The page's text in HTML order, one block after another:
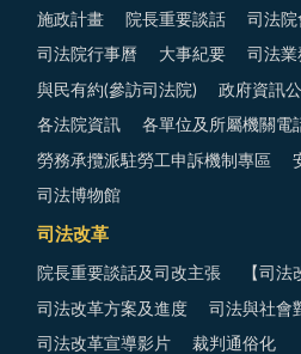
施政計畫 院長重要談話 司法院
司法院行事曆 大事紀要 司法業
與民有約(參訪司法院) 政府資訊
各法院資訊 各單位及所屬機關電
勞務承攬派駐勞工申訴機制專區
司法博物館
司法改革
院長重要談話及司改主張 【司法
司法改革方案及進度 司法與社會
司法改革宣導影片 裁判通俗化